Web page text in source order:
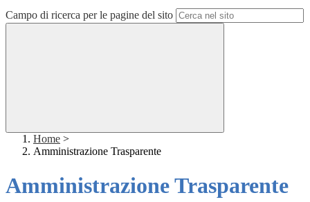
Campo di ricerca per le pagine del sito
Home >
Amministrazione Trasparente
Amministrazione Trasparente